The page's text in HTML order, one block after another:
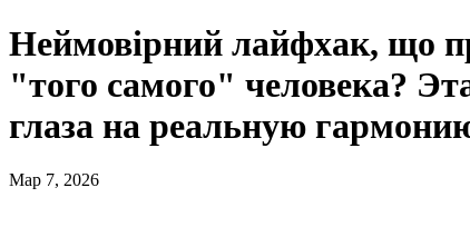
Неймовірний лайфхак, що
"того самого" человека?
глаза на реальную
Мар 7, 2026